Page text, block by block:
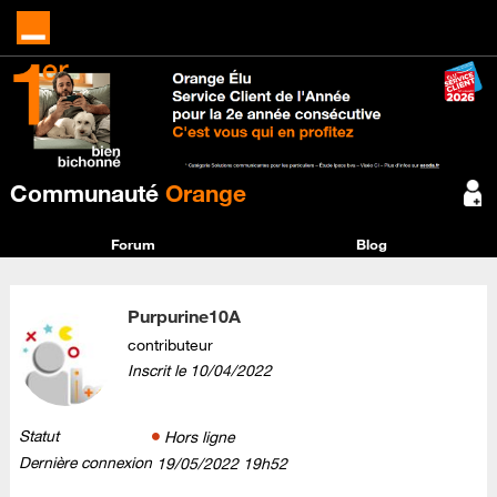
Communauté Orange
Forum Blog
Purpurine10A
contributeur
Inscrit le ‎10/04/2022
Statut
Hors ligne
Dernière connexion ‎19/05/2022 19h52